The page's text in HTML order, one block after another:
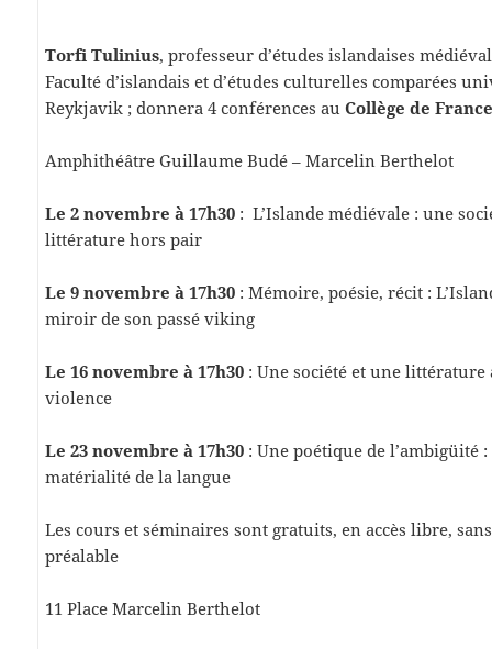
Torfi Tulinius, professeur d’études islandaises
Faculté d’islandais et d’études culturelles comparées
Reykjavik ; donnera 4 conférences auCollège de
Amphithéâtre Guillaume Budé – Marcelin Berthelot
Le 2 novembre à 17h30 : L’Islande médiévale : une
littérature hors pair
Le 9 novembre à 17h30 : Mémoire, poésie, récit :
miroir de son passé viking
Le 16 novembre à 17h30 : Une société et une littérature
violence
Le 23 novembre à 17h30 : Une poétique de
matérialité de la langue
Les cours et séminaires sont gratuits, en accès libre,
préalable
11 Place Marcelin Berthelot